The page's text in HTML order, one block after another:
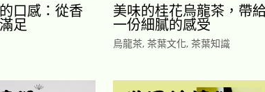
口感：從香
足
美味的桂花烏龍茶，帶
一份細膩的感受
烏龍茶, 茶葉文化, 茶葉知識